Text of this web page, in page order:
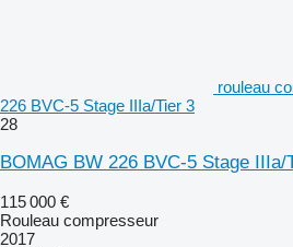
rouleau
226 BVC-5 Stage IIIa/Tier 3
28
BOMAG BW 226 BVC-5 Stage IIIa/
115 000 €
Rouleau compresseur
2017